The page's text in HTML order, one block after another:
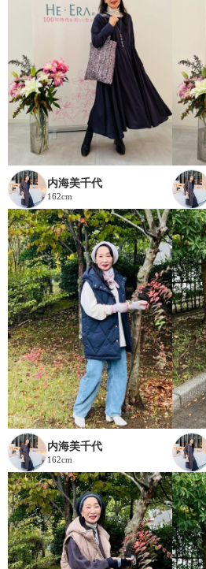
内海美千代
162cm
内海美千代
162cm